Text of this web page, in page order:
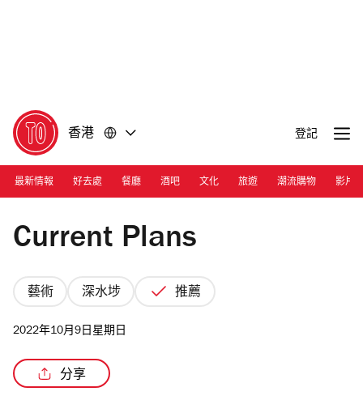
香港 登記
最新情報 好去處 餐廳 酒吧 文化 旅遊 潮流購物 影片
Photograph: Joshua Lin
Current Plans
藝術 深水埗 推薦
2022年10月9日星期日
分享